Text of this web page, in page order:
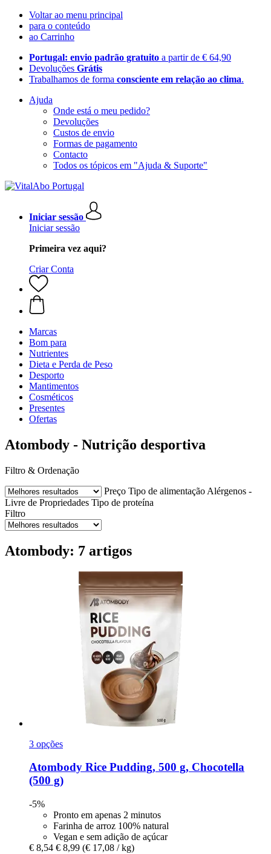
Voltar ao menu principal
para o conteúdo
ao Carrinho
Portugal: envio padrão gratuito a partir de € 64,90
Devoluções Grátis
Trabalhamos de forma consciente em relação ao clima.
Ajuda
Onde está o meu pedido?
Devoluções
Custos de envio
Formas de pagamento
Contacto
Todos os tópicos em "Ajuda & Suporte"
Iniciar sessão
Iniciar sessão
Primeira vez aqui?
Criar Conta
Marcas
Bom para
Nutrientes
Dieta e Perda de Peso
Desporto
Mantimentos
Cosméticos
Presentes
Ofertas
Atombody - Nutrição desportiva
Filtro & Ordenação
Preço Tipo de alimentação Alérgenos -
Livre de Propriedades Tipo de proteína
Filtro
Atombody: 7 artigos
3 opções
Atombody Rice Pudding, 500 g, Chocotella
(500 g)
-5%
Pronto em apenas 2 minutos
Farinha de arroz 100% natural
Vegan e sem adição de açúcar
€ 8,54 € 8,99 (€ 17,08 / kg)